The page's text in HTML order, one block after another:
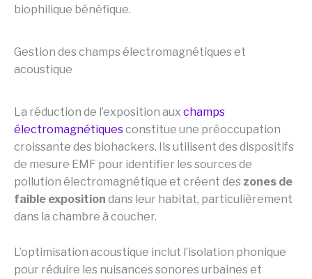
biophilique bénéfique.
Gestion des champs électromagnétiques et
acoustique
La réduction de l’exposition aux champs
électromagnétiquesconstitue une préoccupation
croissante des biohackers. Ils utilisent des dispositifs
de mesure EMF pour identifier les sources de
pollution électromagnétique et créent des zones de
faible exposition dans leur habitat, particulièrement
dans la chambre à coucher.
L’optimisation acoustique inclut l’isolation phonique
pour réduire les nuisances sonores urbaines et